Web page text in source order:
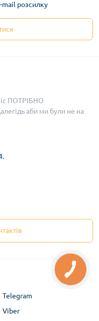
mail розсилку
ПОТРІБНО
аби ми були не на
Telegram
Viber